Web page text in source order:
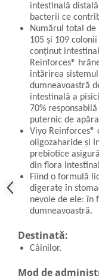
intestinală
bacterii ce
Numărul total
105 și 109
conținut
Reinforces®
întărirea
dumneavoastră
intestinală a
70%
puternic de
Viyo Reinforces®
oligozaharide și
prebiotice
din flora
Fiind o formulă
digerate în
nevoie de ele: în
dumneavoastră.
Destinată:
Câinilor.
Mod de